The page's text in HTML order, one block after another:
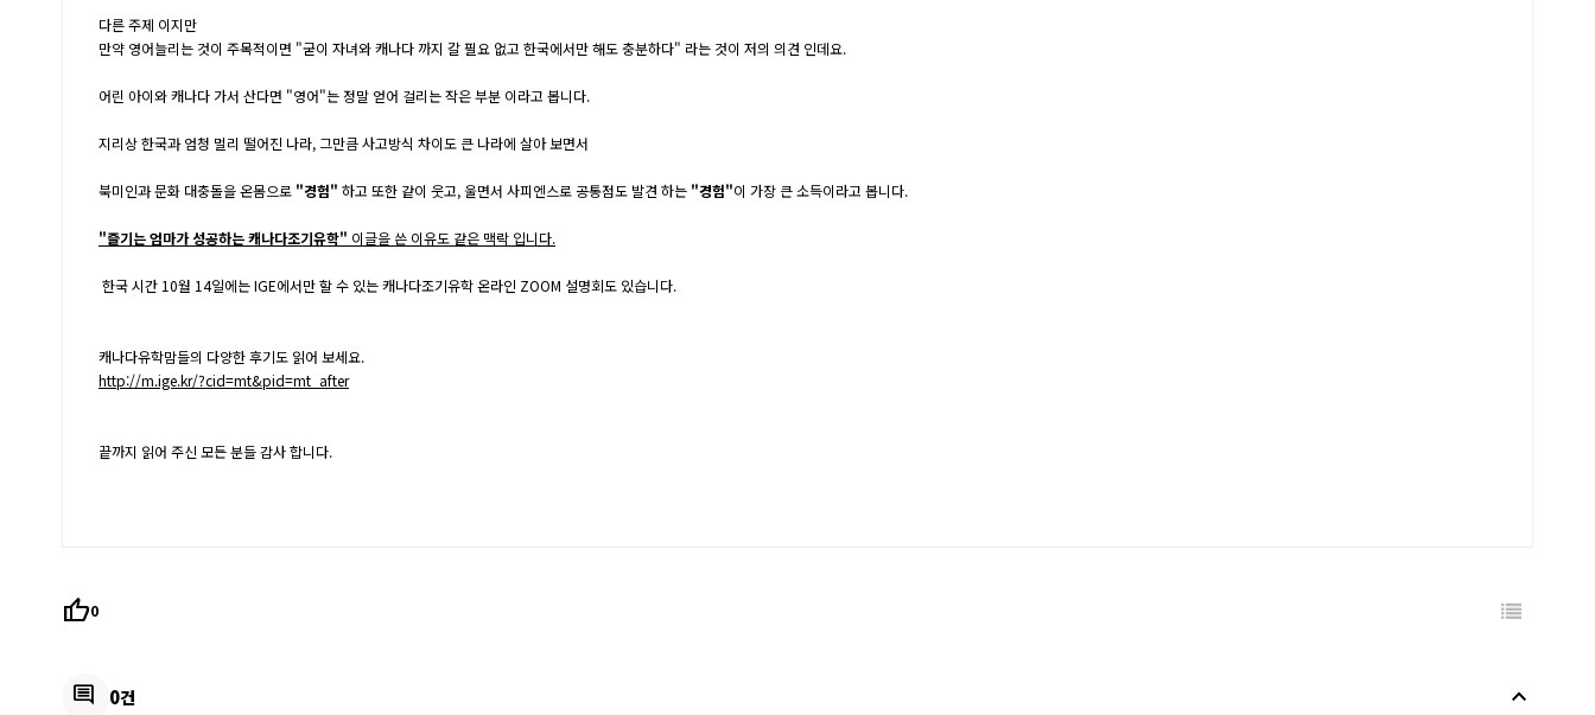
다른 주제 이지만
만약 영어늘리는 것이 주목적이면 "굳이 자녀와 캐나다 까지 갈 필요 없고 한국에서만 해도 충분하다" 라는 것이 저의 의견 인데요.
어린 아이와 캐나다 가서 산다면 "영어"는 정말 얻어 걸리는 작은 부분 이라고 봅니다.
지리상 한국과 엄청 멀리 떨어진 나라, 그만큼 사고방식 차이도 큰 나라에 살아 보면서
북미인과 문화 대충돌을 온몸으로 "경험" 하고 또한 같이 웃고, 울면서 사피엔스로 공통점도 발견 하는 "경험"이 가장 큰 소득이라고 봅니다.
"즐기는 엄마가 성공하는 캐나다조기유학" 이글을 쓴 이유도 같은 맥락 입니다.
한국 시간 10월 14일에는 IGE에서만 할 수 있는캐나다조기유학 온라인 ZOOM 설명회도 있습니다.
캐나다유학맘들의 다양한 후기도 읽어 보세요.
http://m.ige.kr/?cid=mt&pid=mt_after
끝까지 읽어 주신 모든 분들 감사 합니다.
thumb_up0
comment 0건 keyboard_arrow_up